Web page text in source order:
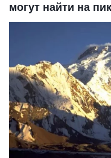
могут найти на